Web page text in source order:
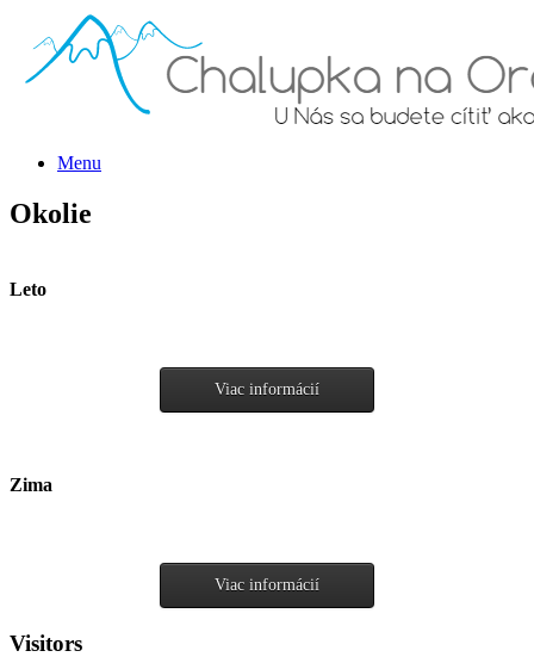
Menu
Okolie
Leto
Viac informácií
Zima
Viac informácií
Visitors